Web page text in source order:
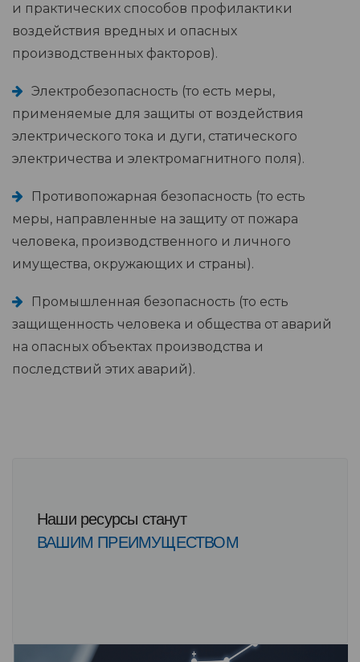
и практических способов профилактики
воздействия вредных и опасных
производственных факторов).
Электробезопасность (то есть меры,
применяемые для защиты от воздействия
электрического тока и дуги, статического
электричества и электромагнитного поля).
Противопожарная безопасность (то есть
меры, направленные на защиту от пожара
человека, производственного и личного
имущества, окружающих и страны).
Промышленная безопасность (то есть
защищенность человека и общества от аварий
на опасных объектах производства и
последствий этих аварий).
Наши ресурсы станут
ВАШИМ ПРЕИМУЩЕСТВОМ